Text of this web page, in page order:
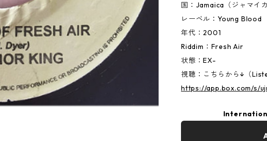
国：Jamaica（ジャマイカ
レーベル：Young Blood
年代：2001
Riddim：Fresh Air
状態：EX-
視聴：こちらから↓（
https://app.box.com/s/